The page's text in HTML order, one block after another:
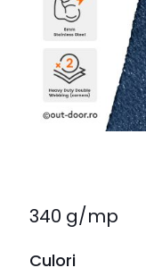
340 g/mp
Culori